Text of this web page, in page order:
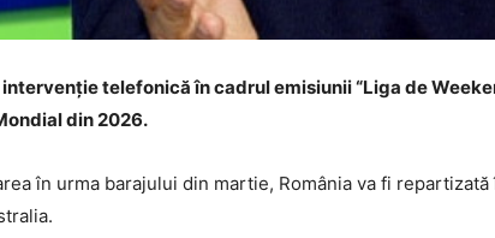
telefonică în cadrul emisiunii “Liga de
din 2026.
în urma barajului din martie, România va fi